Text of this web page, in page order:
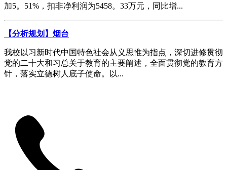
加5。51%，扣非净利润为5458。33万元，同比增...
【分析规划】烟台
我校以习新时代中国特色社会从义思惟为指点，深切进修贯彻
党的二十大和习总关于教育的主要阐述，全面贯彻党的教育方
针，落实立德树人底子使命。以...